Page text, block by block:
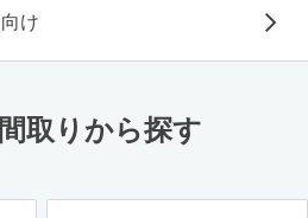
け
取りから探す